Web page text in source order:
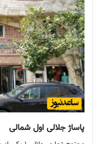
پاساژ جلالی اول شمالی